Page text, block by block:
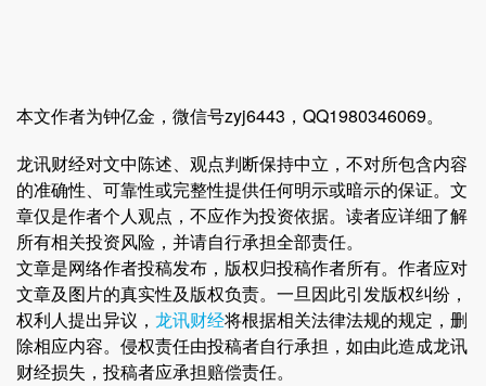
本文作者为钟亿金，微信号zyj6443，QQ1980346069。
龙讯财经对文中陈述、观点判断保持中立，不对所包含内容
的准确性、可靠性或完整性提供任何明示或暗示的保证。文
章仅是作者个人观点，不应作为投资依据。读者应详细了解
所有相关投资风险，并请自行承担全部责任。
文章是网络作者投稿发布，版权归投稿作者所有。作者应对
文章及图片的真实性及版权负责。一旦因此引发版权纠纷，
权利人提出异议， 龙讯财经将根据相关法律法规的规定，删
除相应内容。侵权责任由投稿者自行承担，如由此造成龙讯
财经损失，投稿者应承担赔偿责任。